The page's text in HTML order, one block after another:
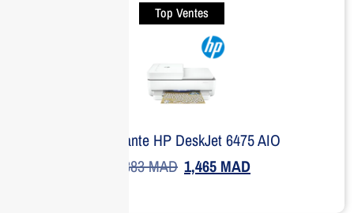
Top Ventes
Imprimante HP DeskJet 6475 AIO
1,883MAD 1,465 MAD